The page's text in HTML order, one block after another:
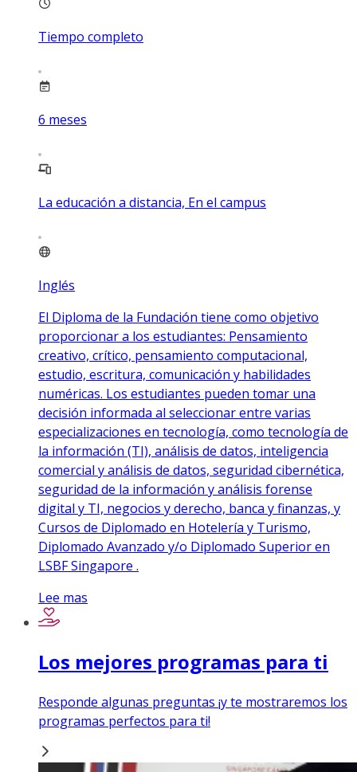
Tiempo completo
6 meses
La educación a distancia, En el campus
Inglés
El Diploma de la Fundación tiene como objetivo
proporcionar a los estudiantes: Pensamiento
creativo, crítico, pensamiento computacional,
estudio, escritura, comunicación y habilidades
numéricas. Los estudiantes pueden tomar una
decisión informada al seleccionar entre varias
especializaciones en tecnología, como tecnología de
la información (TI), análisis de datos, inteligencia
comercial y análisis de datos, seguridad cibernética,
seguridad de la información y análisis forense
digital y TI, negocios y derecho, banca y finanzas, y
Cursos de Diplomado en Hotelería y Turismo,
Diplomado Avanzado y/o Diplomado Superior en
LSBF Singapore .
Lee mas
Los mejores programas para ti
Responde algunas preguntas ¡y te mostraremos los
programas perfectos para ti!